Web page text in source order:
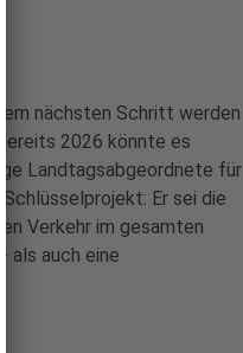
nächsten Schritt werden
2026 könnte es
Landtagsabgeordnete für
Schlüsselprojekt: Er sei die
Verkehr im gesamten
als auch eine